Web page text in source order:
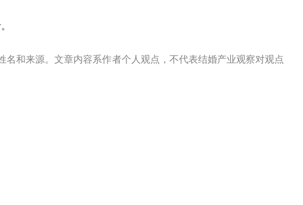
和来源。文章内容系作者个人观点，不代表结婚产业观察对观点